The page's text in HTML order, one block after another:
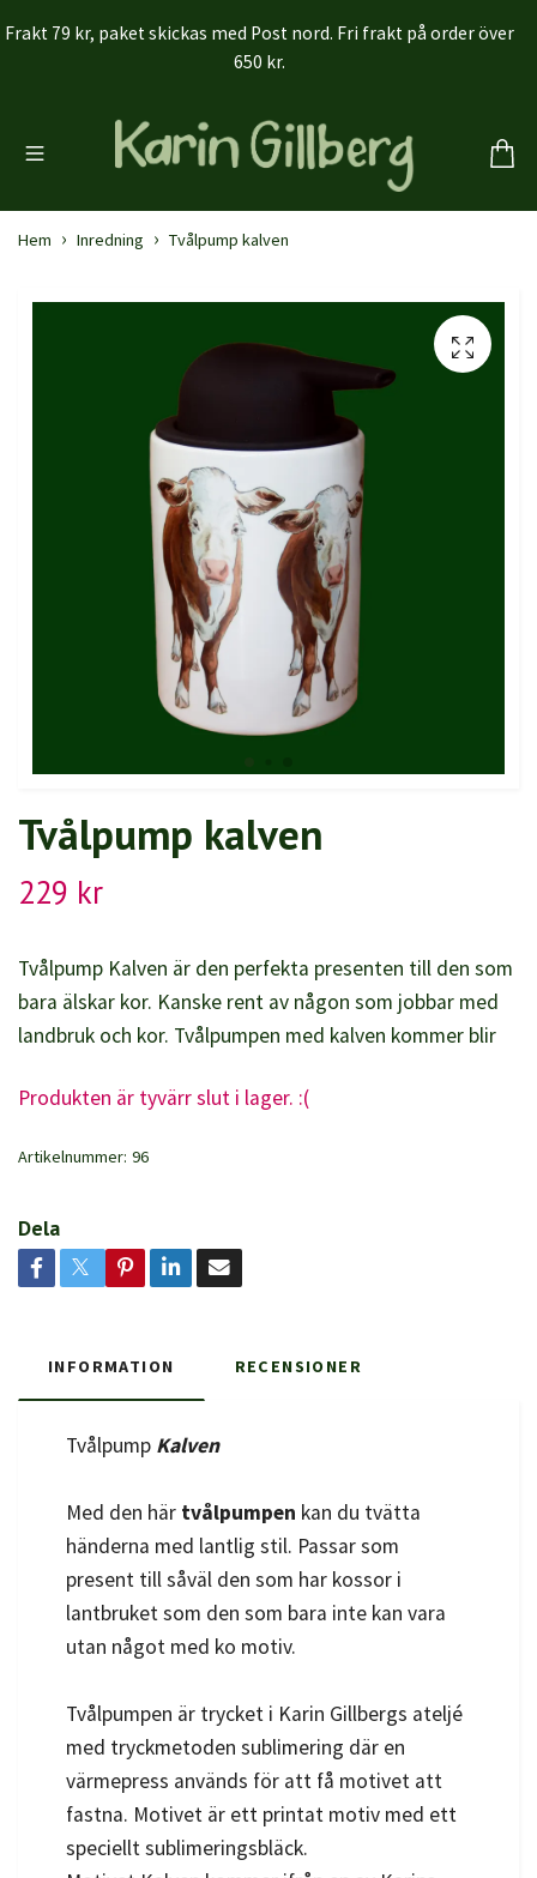
Frakt 79 kr, paket skickas med Post nord. Fri frakt på order över
650 kr.
Hem Inredning Tvålpump kalven
Tvålpump kalven
229 kr
Tvålpump Kalven är den perfekta presenten till den som
bara älskar kor. Kanske rent av någon som jobbar med
landbruk och kor. Tvålpumpen med kalven kommer blir
Produkten är tyvärr slut i lager. :(
Artikelnummer: 96
Dela
INFORMATION RECENSIONER
Tvålpump Kalven
Med den här tvålpumpen kan du tvätta
händerna med lantlig stil. Passar som
present till såväl den som har kossor i
lantbruket som den som bara inte kan vara
utan något med ko motiv.
Tvålpumpen är trycket i Karin Gillbergs ateljé
med tryckmetoden sublimering där en
värmepress används för att få motivet att
fastna. Motivet är ett printat motiv med ett
speciellt sublimeringsbläck.